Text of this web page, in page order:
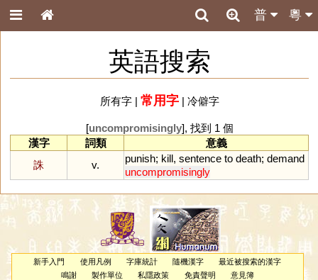
粵
普
英語搜索
所有字| 常用字| 冷僻字
[uncompromisingly], 找到 1 個
漢字
詞類
意義
誅
v.
punish; kill, sentence to death; demand
uncompromisingly
新手入門 使用凡例 字庫統計 隨機漢字
最近被搜索的漢字
鳴謝
製作單位 私隱政策 免責聲明 意見簿